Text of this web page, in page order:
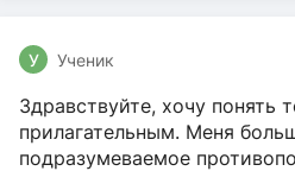
У Ученик
Здравствуйте, хочу понять
прилагательным. Меня
подразумеваемое